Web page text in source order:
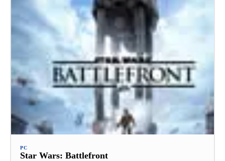
PC
Star Wars: Battlefront